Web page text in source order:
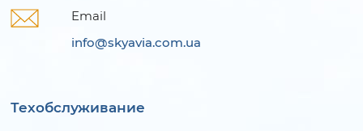
Email
info@skyavia.com.ua
Техобслуживание